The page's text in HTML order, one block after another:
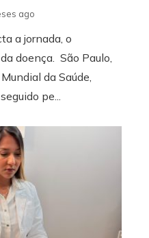
ago
a jornada, o
doença. São Paulo,
da Saúde,
pe...